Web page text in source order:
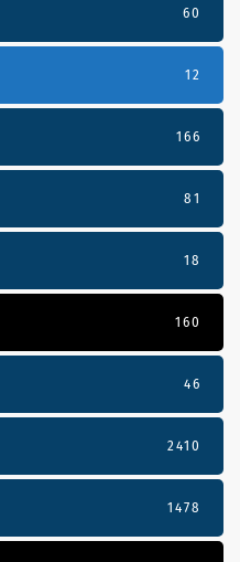
60
12
166
81
18
160
46
2410
1478